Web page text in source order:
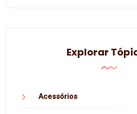
Explorar
Acessórios